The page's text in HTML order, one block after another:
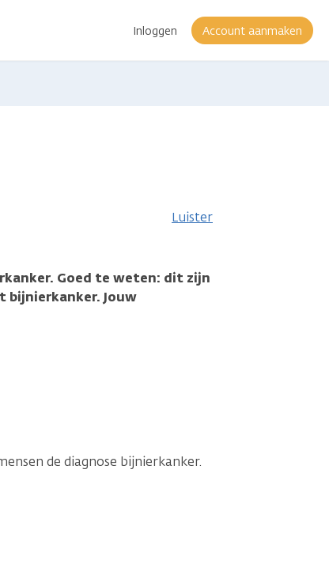
Inloggen Account aanmaken
Luister
Goed te weten: dit zijn
bijnierkanker. Jouw
de diagnose bijnierkanker.